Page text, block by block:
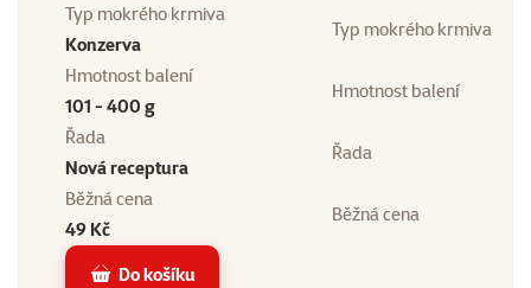
Typ mokrého krmiva
Konzerva
Typ mokrého krmiva
Hmotnost balení
101 - 400 g
Hmotnost balení
Řada
Nová receptura
Řada
Běžná cena
49 Kč
Běžná cena
Do košíku